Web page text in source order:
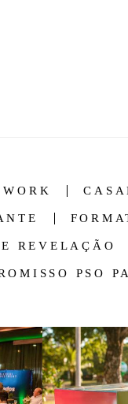
WORK
REVELAÇÃO
PSO